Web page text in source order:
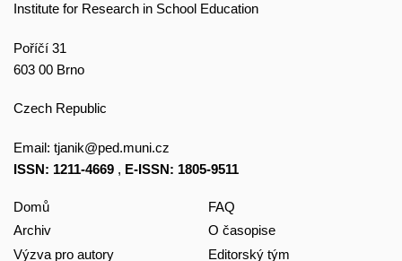
Institute for Research in School Education
Poříčí 31
603 00 Brno
Czech Republic
Email: tjanik@ped.muni.cz
ISSN: 1211-4669 , E-ISSN: 1805-9511
Domů
Archiv
Výzva pro autory
FAQ
O časopise
Editorský tým